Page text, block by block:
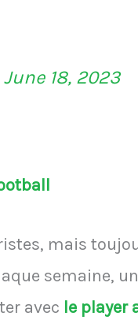
June 18, 2023
mais
semaine,
avec le player